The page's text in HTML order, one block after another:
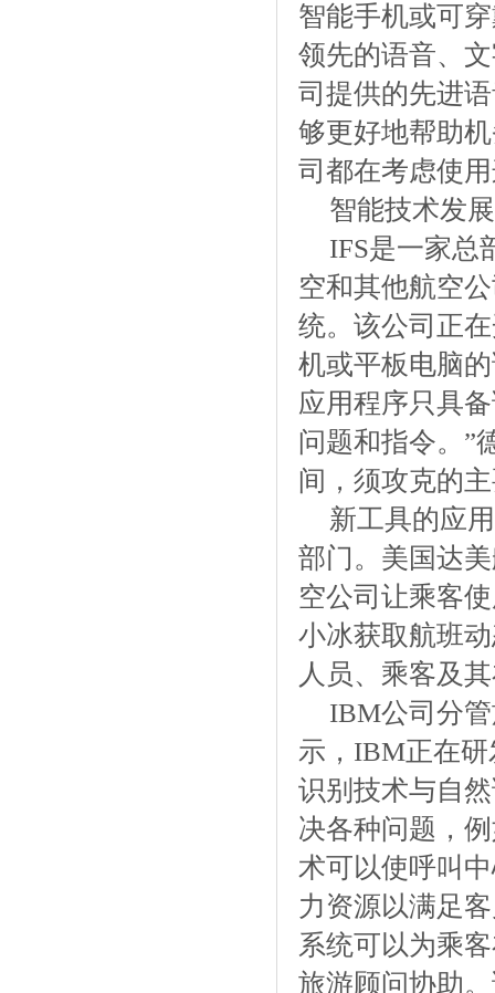
智能手机或可
领先的语音、
司提供的先进
够更好地帮助
司都在考虑使
智能技术发
IFS是一家总
空和其他航空
统。该公司正
机或平板电脑
应用程序只具
问题和指令。”
间，须攻克的
新工具的应
部门。美国达
空公司让乘客
小冰获取航班
人员、乘客及
IBM公司分
示，IBM正在
识别技术与自
决各种问题，
术可以使呼叫
力资源以满足
系统可以为乘
旅游顾问协助